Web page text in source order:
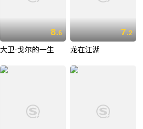
8.6
大卫·戈尔的一生
7.2
龙在江湖